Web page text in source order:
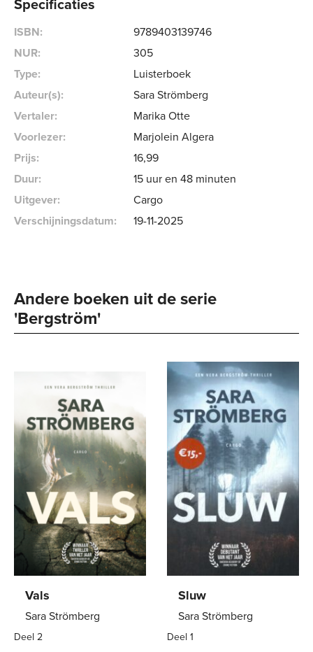
ISBN:
9789403139746
NUR:
305
Type:
Luisterboek
Auteur(s):
Sara Strömberg
Vertaler:
Marika Otte
Voorlezer:
Marjolein Algera
Prijs:
16,99
Duur:
15 uur en 48 minuten
Uitgever:
Cargo
Verschijningsdatum:
19-11-2025
Andere boeken uit de serie
'Bergström'
Vals
Sara Strömberg
Deel 2
Sluw
Sara Strömberg
Deel 1